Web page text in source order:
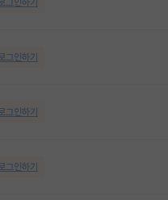
그인하기
그인하기
그인하기